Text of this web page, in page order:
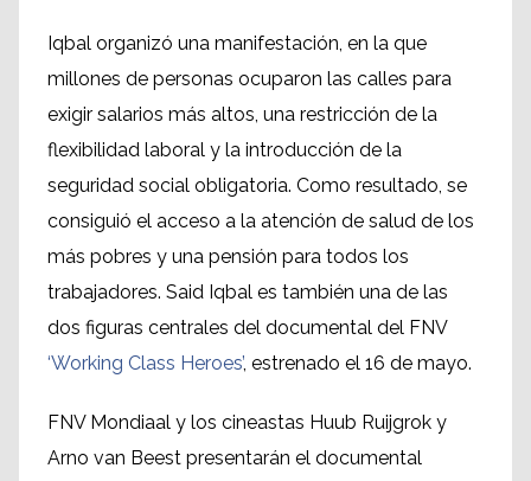
Iqbal organizó una manifestación, en la que
millones de personas ocuparon las calles para
exigir salarios más altos, una restricción de la
flexibilidad laboral y la introducción de la
seguridad social obligatoria. Como resultado, se
consiguió el acceso a la atención de salud de los
más pobres y una pensión para todos los
trabajadores. Said Iqbal es también una de las
dos figuras centrales del documental del FNV
‘Working Class Heroes’, estrenado el 16 de mayo.
FNV Mondiaal y los cineastas Huub Ruijgrok y
Arno van Beest presentarán el documental